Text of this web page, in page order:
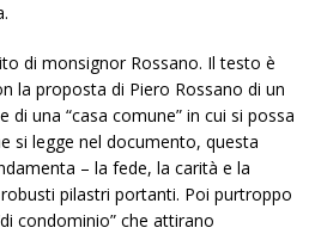
di monsignor Rossano. Il testo è
la proposta di Piero Rossano di un
di una “casa comune” in cui si possa
si legge nel documento, questa
– la fede, la carità e la
pilastri portanti. Poi purtroppo
condominio” che attirano